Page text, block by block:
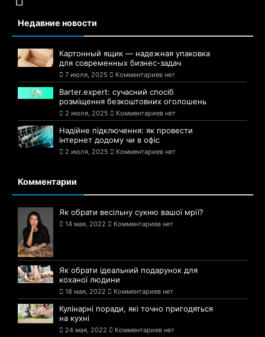
Недавние новости
Картонный ящик — надежная упаковка
для современных бизнес-задач
7 июля, 2025 Комментариев нет
Barter.expert: сучасний спосіб
розміщення безкоштовних оголошень
2 июля, 2025 Комментариев нет
Надійне підключення: як провести
інтернет додому чи в офіс
2 июля, 2025 Комментариев нет
Комментарии
Як обрати весільну сукню вашої мрії?
14 мая, 2022 Комментариев нет
Як обрати ідеальний подарунок для
коханої людини
18 мая, 2022 Комментариев нет
Кулінарні поради, які точно пригодяться
на кухні
24 мая, 2022 Комментариев нет